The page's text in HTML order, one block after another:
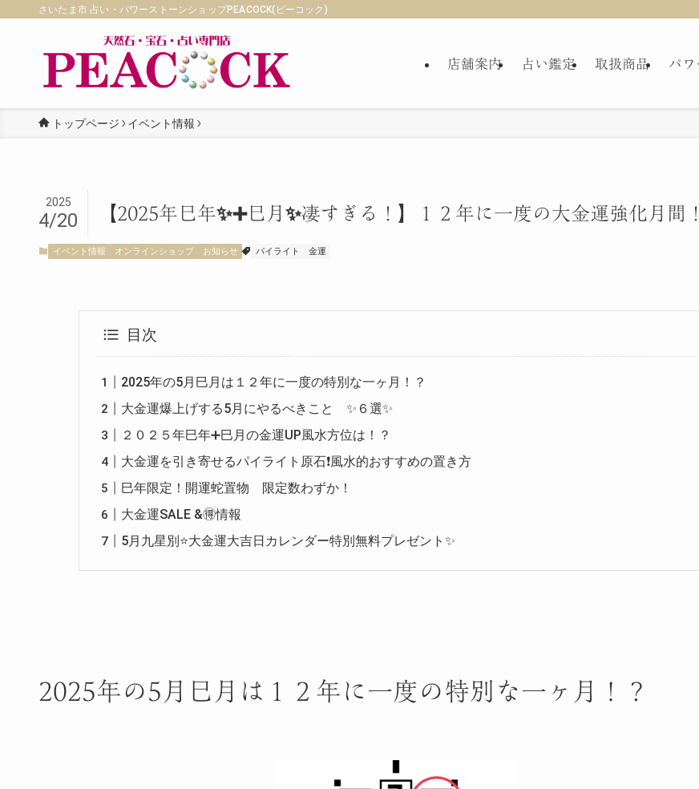
さいたま市 占い・パワーストーンショップPEACOCK(ピーコック)
店舗案内 占い鑑定 取扱商品 パワ
トップページ イベント情報
【2025年巳年✨➕巳月✨凄すぎる！】１２年に一度の大金運強化月間
2025
4/20
イベント情報 オンラインショップ お知らせ パイライト 金運
目次
2025年の5月巳月は１２年に一度の特別な一ヶ月！？
大金運爆上げする5月にやるべきこと ✨６選✨
２０２５年巳年➕巳月の金運UP風水方位は！？
大金運を引き寄せるパイライト原石❗️風水的おすすめの置き方
巳年限定！開運蛇置物 限定数わずか！
大金運SALE &🉐情報
5月九星別⭐️大金運大吉日カレンダー特別無料プレゼント✨
2025年の5月巳月は１２年に一度の特別な一ヶ月！？